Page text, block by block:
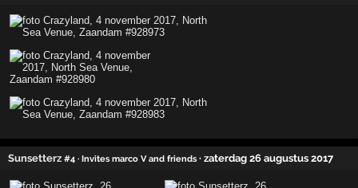
Sunsetterz #4 · Invites marco V and friends · zaterdag 26 augustus 2017